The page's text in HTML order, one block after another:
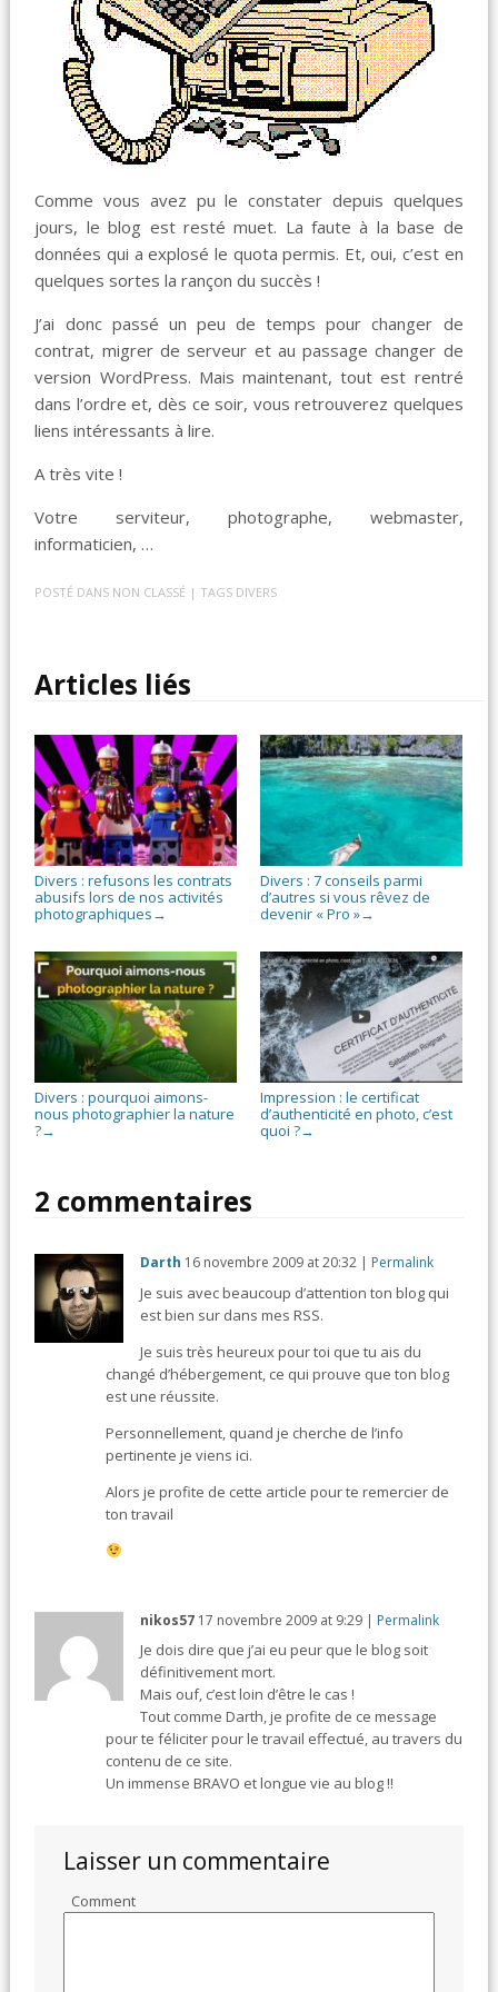
Comme vous avez pu le constater depuis quelques
jours, le blog est resté muet. La faute à la base de
données qui a explosé le quota permis. Et, oui, c’est en
quelques sortes la rançon du succès !
J’ai donc passé un peu de temps pour changer de
contrat, migrer de serveur et au passage changer de
version WordPress. Mais maintenant, tout est rentré
dans l’ordre et, dès ce soir, vous retrouverez quelques
liens intéressants à lire.
A très vite !
Votre serviteur, photographe, webmaster,
informaticien, …
POSTÉ DANS NON CLASSÉ | TAGS DIVERS
Articles liés
Divers : refusons les contrats
abusifs lors de nos activités
photographiques →
Divers : 7 conseils parmi
d’autres si vous rêvez de
devenir « Pro »→
Divers : pourquoi aimons-
nous photographier la nature
?→
Impression : le certificat
d’authenticité en photo, c’est
quoi ?→
2 commentaires
Darth 16 novembre 2009 at20:32 | Permalink
Je suis avec beaucoup d’attention ton blog qui
est bien sur dans mes RSS.
Je suis très heureux pour toi que tu ais du
changé d’hébergement, ce qui prouve que ton blog
est une réussite.
Personnellement, quand je cherche de l’info
pertinente je viens ici.
Alors je profite de cette article pour te remercier de
ton travail
nikos57 17 novembre 2009 at 9:29 | Permalink
Je dois dire que j’ai eu peur que le blog soit
définitivement mort.
Mais ouf, c’est loin d’être le cas !
Tout comme Darth, je profite de ce message
pour te féliciter pour le travail effectué, au travers du
contenu de ce site.
Un immense BRAVO et longue vie au blog !!
Laisser un commentaire
Comment